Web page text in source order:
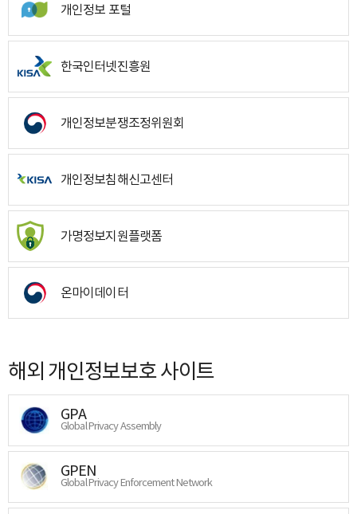
개인정보 포털
한국인터넷진흥원
개인정보분쟁조정위원회
개인정보침해신고센터
가명정보지원플랫폼
온마이데이터
해외 개인정보보호 사이트
GPA
Global Privacy Assembly
GPEN
Global Privacy Enforcement Network